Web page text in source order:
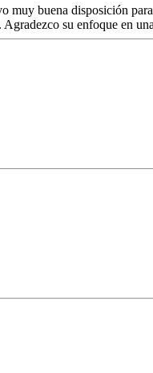
muy buena disposición
su enfoque en